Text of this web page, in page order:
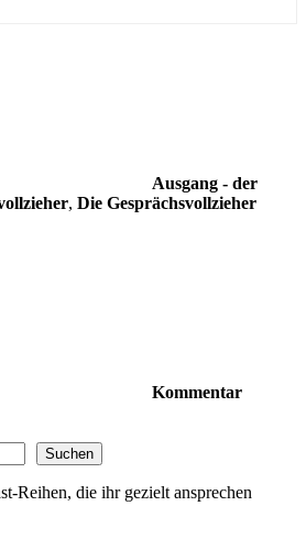
Ausgang - der
, Die Gesprächsvollzieher
Kommentar
Suchen
Reihen, die ihr gezielt ansprechen